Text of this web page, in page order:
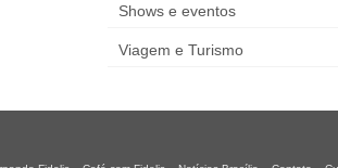
Shows e eventos
Viagem e Turismo